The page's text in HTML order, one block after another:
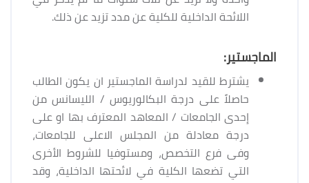
اللائحة الداخلية للكلية عن مدد تزيد عن ذلك.
الماجستير:
يشترط للقيد لدراسة الماجستير ان يكون الطالب
حاصلاً على درجة البكالوريوس / الليسانس من
إحدى الجامعات / المعاهد المعترف بها او على
درجة معادلة من المجلس الاعلى للجامعات،
وفى فرع التخصص، ومستوفيا للشروط الأخرى
التي تضعها الكلية في لائحتها الداخلية، وقد